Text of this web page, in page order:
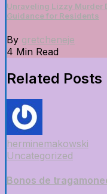
Unraveling Lizzy Murder
Guidance for Residents
By gretcheneje
4 Min Read
Related Posts
herminemakowski
Uncategorized
Bonos de